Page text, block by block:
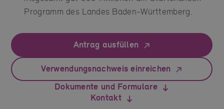
Programm des Landes Baden-Württemberg.
Antrag ausfüllen
Verwendungsnachweis einreichen
Dokumente und Formulare
Kontakt